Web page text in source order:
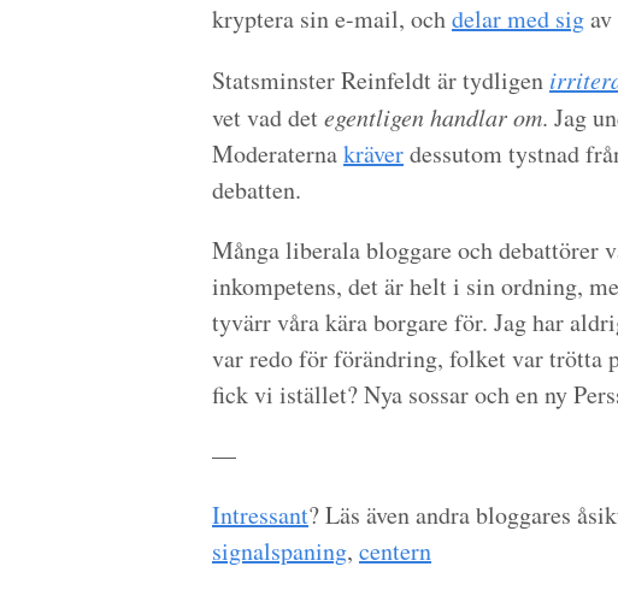
kryptera sin e-mail, ochdelar med sig
Statsminster Reinfeldt är tydligen
vet vad detegentligen handlar om. Jag
Moderaternakräverdessutom tystnad
debatten.
Många liberala bloggare och debattörer
inkompetens, det är helt i sin ordning,
tyvärr våra kära borgare för. Jag har
var redo för förändring, folket var trötta
fick vi istället? Nya sossar och en ny
—
Intressant? Läs även andra bloggares
signalspaning, centern